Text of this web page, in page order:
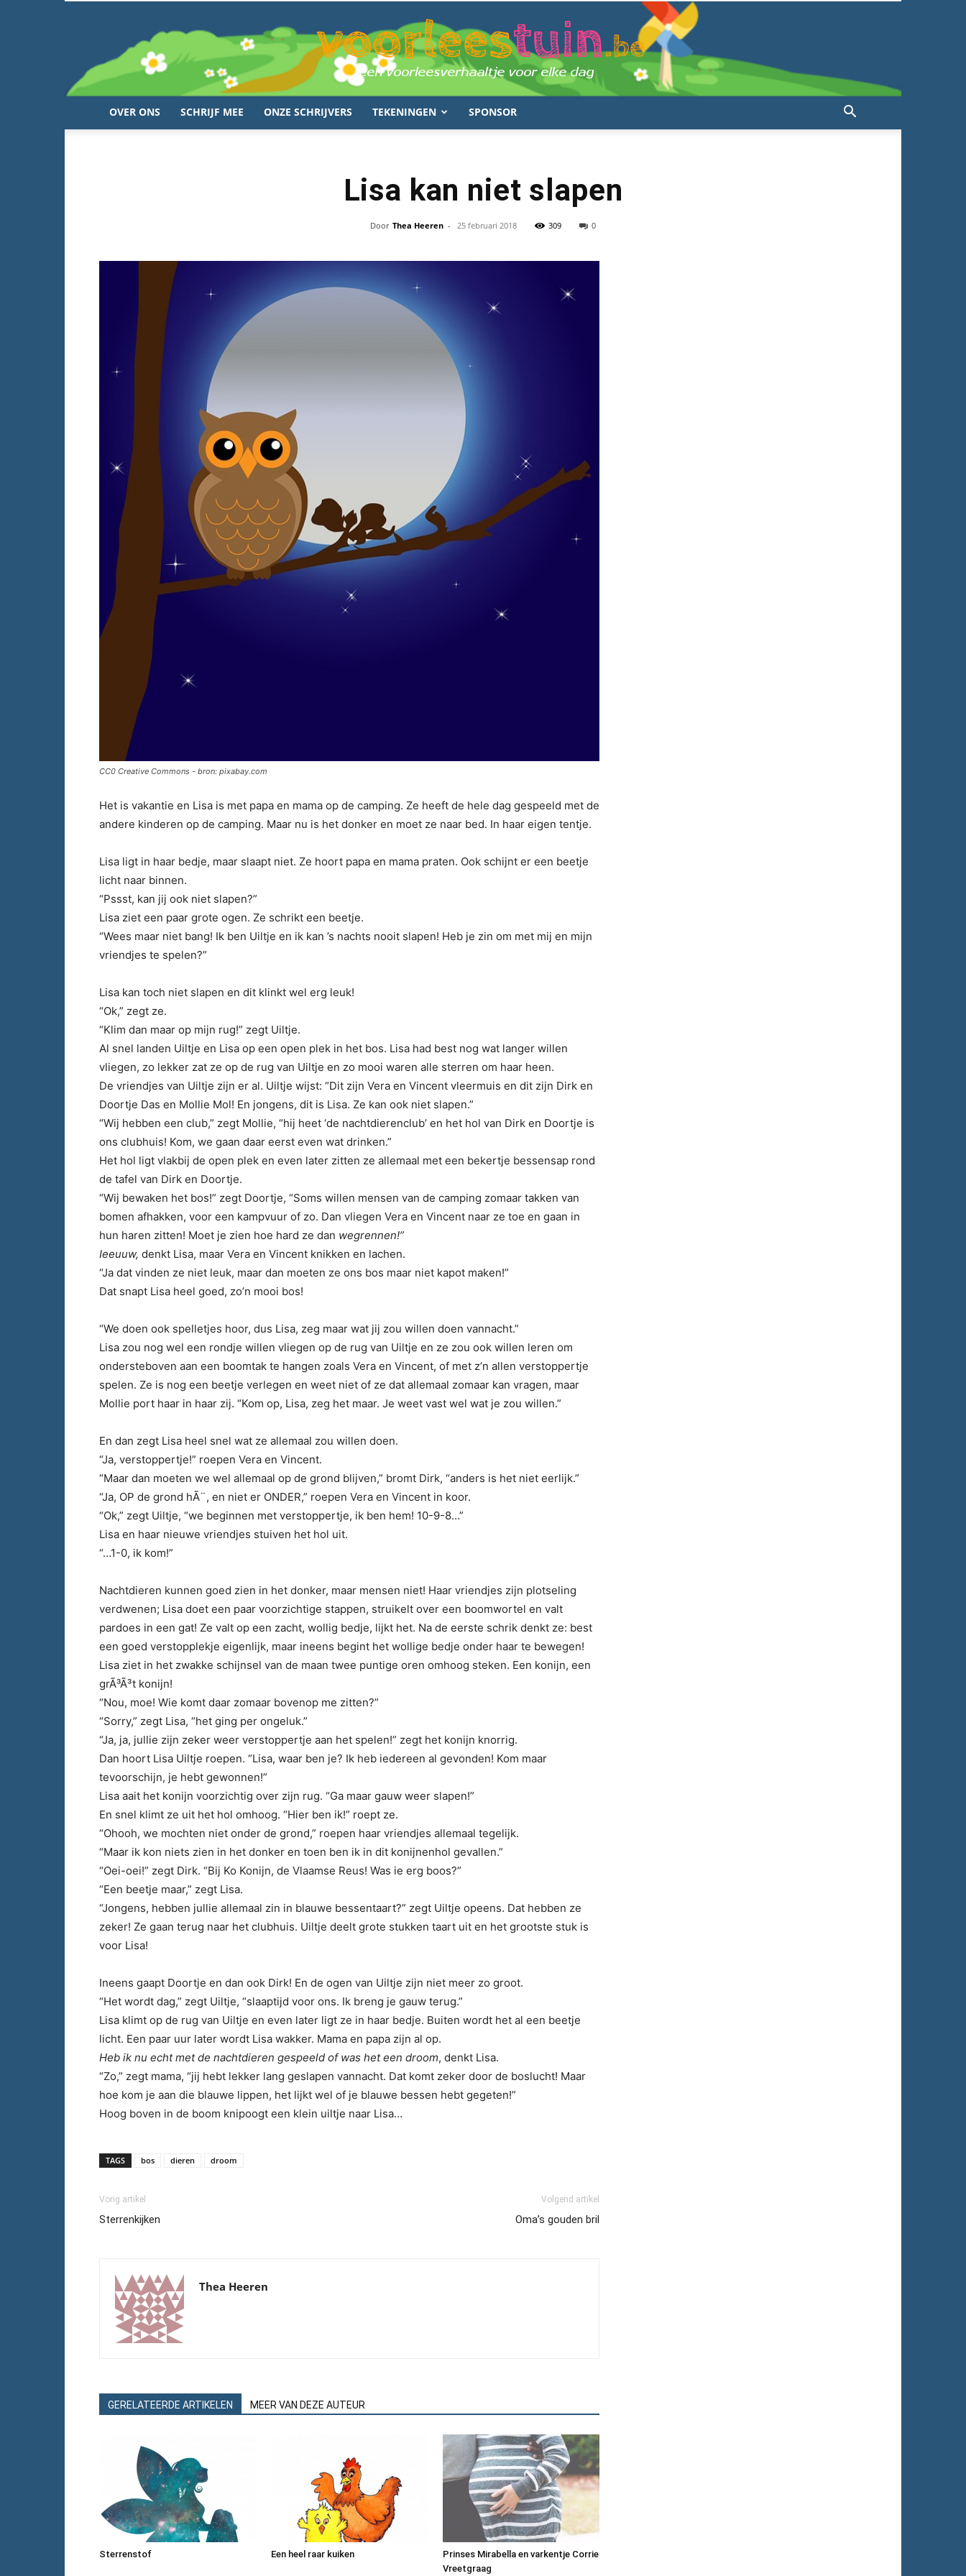
voorleestuin.be
OVER ONS SCHRIJF MEE ONZE SCHRIJVERS TEKENINGEN SPONSOR
Lisa kan niet slapen
Door Thea Heeren - 25 februari 2018 309 0
CC0 Creative Commons - bron: pixabay.com
Het is vakantie en Lisa is met papa en mama op de camping. Ze heeft de hele dag gespeeld met de
andere kinderen op de camping. Maar nu is het donker en moet ze naar bed. In haar eigen tentje.
Lisa ligt in haar bedje, maar slaapt niet. Ze hoort papa en mama praten. Ook schijnt er een beetje
licht naar binnen.
“Pssst, kan jij ook niet slapen?”
Lisa ziet een paar grote ogen. Ze schrikt een beetje.
“Wees maar niet bang! Ik ben Uiltje en ik kan ’s nachts nooit slapen! Heb je zin om met mij en mijn
vriendjes te spelen?”
Lisa kan toch niet slapen en dit klinkt wel erg leuk!
“Ok,” zegt ze.
“Klim dan maar op mijn rug!” zegt Uiltje.
Al snel landen Uiltje en Lisa op een open plek in het bos. Lisa had best nog wat langer willen
vliegen, zo lekker zat ze op de rug van Uiltje en zo mooi waren alle sterren om haar heen.
De vriendjes van Uiltje zijn er al. Uiltje wijst: “Dit zijn Vera en Vincent vleermuis en dit zijn Dirk en
Doortje Das en Mollie Mol! En jongens, dit is Lisa. Ze kan ook niet slapen.”
“Wij hebben een club,” zegt Mollie, “hij heet ‘de nachtdierenclub’ en het hol van Dirk en Doortje is
ons clubhuis! Kom, we gaan daar eerst even wat drinken.”
Het hol ligt vlakbij de open plek en even later zitten ze allemaal met een bekertje bessensap rond
de tafel van Dirk en Doortje.
“Wij bewaken het bos!” zegt Doortje, “Soms willen mensen van de camping zomaar takken van
bomen afhakken, voor een kampvuur of zo. Dan vliegen Vera en Vincent naar ze toe en gaan in
hun haren zitten! Moet je zien hoe hard ze dan wegrennen!”
Ieeuuw, denkt Lisa, maar Vera en Vincent knikken en lachen.
“Ja dat vinden ze niet leuk, maar dan moeten ze ons bos maar niet kapot maken!”
Dat snapt Lisa heel goed, zo’n mooi bos!
“We doen ook spelletjes hoor, dus Lisa, zeg maar wat jij zou willen doen vannacht.”
Lisa zou nog wel een rondje willen vliegen op de rug van Uiltje en ze zou ook willen leren om
ondersteboven aan een boomtak te hangen zoals Vera en Vincent, of met z’n allen verstoppertje
spelen. Ze is nog een beetje verlegen en weet niet of ze dat allemaal zomaar kan vragen, maar
Mollie port haar in haar zij. “Kom op, Lisa, zeg het maar. Je weet vast wel wat je zou willen.”
En dan zegt Lisa heel snel wat ze allemaal zou willen doen.
“Ja, verstoppertje!” roepen Vera en Vincent.
“Maar dan moeten we wel allemaal op de grond blijven,” bromt Dirk, “anders is het niet eerlijk.”
“Ja, OP de grond hÃ¨, en niet er ONDER,” roepen Vera en Vincent in koor.
“Ok,” zegt Uiltje, “we beginnen met verstoppertje, ik ben hem! 10-9-8…”
Lisa en haar nieuwe vriendjes stuiven het hol uit.
“…1-0, ik kom!”
Nachtdieren kunnen goed zien in het donker, maar mensen niet! Haar vriendjes zijn plotseling
verdwenen; Lisa doet een paar voorzichtige stappen, struikelt over een boomwortel en valt
pardoes in een gat! Ze valt op een zacht, wollig bedje, lijkt het. Na de eerste schrik denkt ze: best
een goed verstopplekje eigenlijk, maar ineens begint het wollige bedje onder haar te bewegen!
Lisa ziet in het zwakke schijnsel van de maan twee puntige oren omhoog steken. Een konijn, een
grÃ³Ã³t konijn!
“Nou, moe! Wie komt daar zomaar bovenop me zitten?”
“Sorry,” zegt Lisa, “het ging per ongeluk.”
“Ja, ja, jullie zijn zeker weer verstoppertje aan het spelen!” zegt het konijn knorrig.
Dan hoort Lisa Uiltje roepen. “Lisa, waar ben je? Ik heb iedereen al gevonden! Kom maar
tevoorschijn, je hebt gewonnen!”
Lisa aait het konijn voorzichtig over zijn rug. “Ga maar gauw weer slapen!”
En snel klimt ze uit het hol omhoog. “Hier ben ik!” roept ze.
“Ohooh, we mochten niet onder de grond,” roepen haar vriendjes allemaal tegelijk.
“Maar ik kon niets zien in het donker en toen ben ik in dit konijnenhol gevallen.”
“Oei-oei!” zegt Dirk. “Bij Ko Konijn, de Vlaamse Reus! Was ie erg boos?”
“Een beetje maar,” zegt Lisa.
“Jongens, hebben jullie allemaal zin in blauwe bessentaart?” zegt Uiltje opeens. Dat hebben ze
zeker! Ze gaan terug naar het clubhuis. Uiltje deelt grote stukken taart uit en het grootste stuk is
voor Lisa!
Ineens gaapt Doortje en dan ook Dirk! En de ogen van Uiltje zijn niet meer zo groot.
“Het wordt dag,” zegt Uiltje, “slaaptijd voor ons. Ik breng je gauw terug.”
Lisa klimt op de rug van Uiltje en even later ligt ze in haar bedje. Buiten wordt het al een beetje
licht. Een paar uur later wordt Lisa wakker. Mama en papa zijn al op.
Heb ik nu echt met de nachtdieren gespeeld of was het een droom, denkt Lisa.
“Zo,” zegt mama, “jij hebt lekker lang geslapen vannacht. Dat komt zeker door de boslucht! Maar
hoe kom je aan die blauwe lippen, het lijkt wel of je blauwe bessen hebt gegeten!”
Hoog boven in de boom knipoogt een klein uiltje naar Lisa…
TAGS bos dieren droom
Vorig artikel
Sterrenkijken
Volgend artikel
Oma’s gouden bril
Thea Heeren
GERELATEERDE ARTIKELEN MEER VAN DEZE AUTEUR
Sterrenstof Een heel raar kuiken
Prinses Mirabella en varkentje Corrie
Vreetgraag